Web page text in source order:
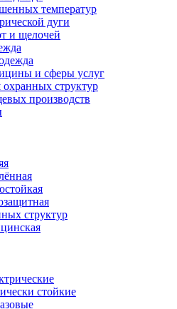
температур
дуги
и щелочей
и сферы услуг
структур
производств
структур
стойкие